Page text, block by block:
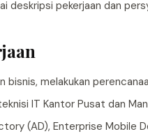
deskripsi pekerjaan dan
bisnis, melakukan
IT Kantor Pusat dan
(AD), Enterprise Mobile